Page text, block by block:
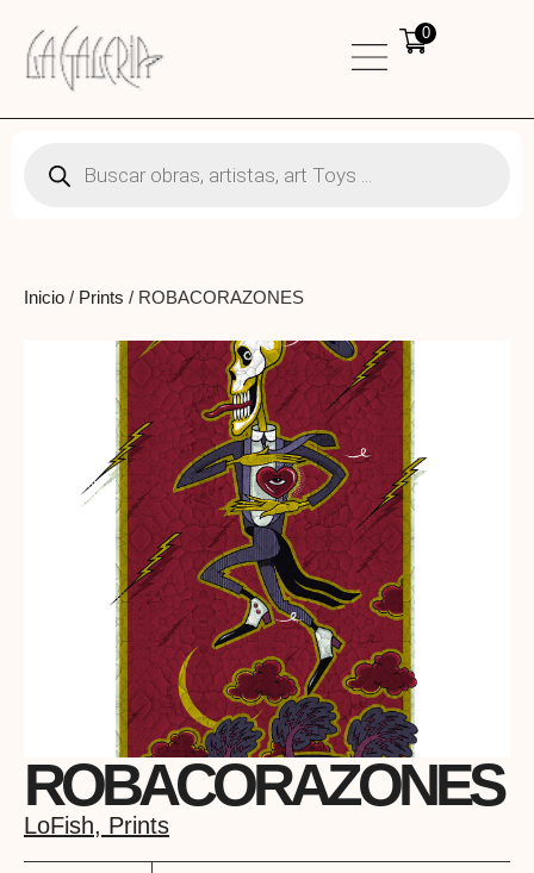
0
Inicio / Prints / ROBACORAZONES
ROBACORAZONES
LoFish, Prints